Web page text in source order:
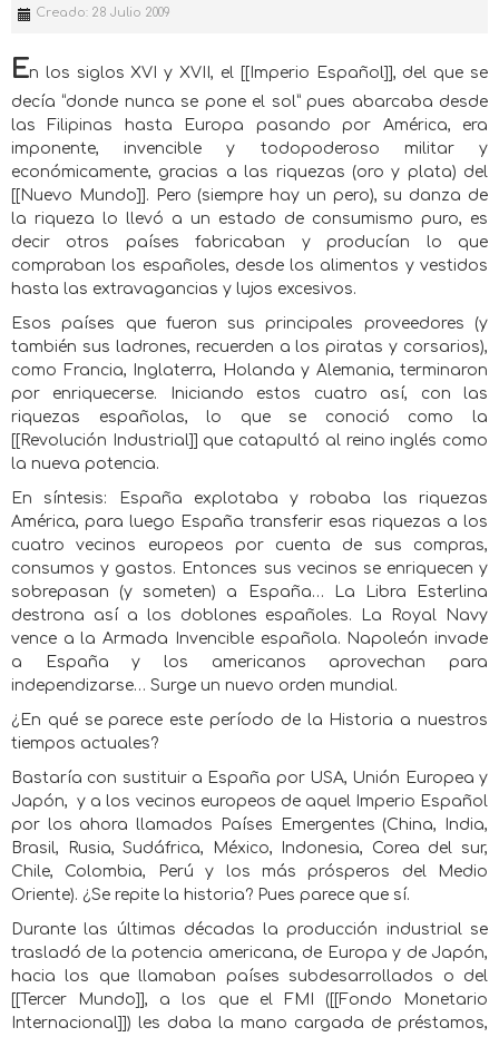
Creado: 28 Julio 2009
En los siglos XVI y XVII, el [[Imperio Español]], del que se
decía “donde nunca se pone el sol” pues abarcaba desde
las Filipinas hasta Europa pasando por América, era
imponente, invencible y todopoderoso militar y
económicamente, gracias a las riquezas (oro y plata) del
[[Nuevo Mundo]]. Pero (siempre hay un pero), su danza de
la riqueza lo llevó a un estado de consumismo puro, es
decir otros países fabricaban y producían lo que
compraban los españoles, desde los alimentos y vestidos
hasta las extravagancias y lujos excesivos.
Esos países que fueron sus principales proveedores (y
también sus ladrones, recuerden a los piratas y corsarios),
como Francia, Inglaterra, Holanda y Alemania, terminaron
por enriquecerse. Iniciando estos cuatro así, con las
riquezas españolas, lo que se conoció como la
[[Revolución Industrial]] que catapultó al reino inglés como
la nueva potencia.
En síntesis: España explotaba y robaba las riquezas
América, para luego España transferir esas riquezas a los
cuatro vecinos europeos por cuenta de sus compras,
consumos y gastos. Entonces sus vecinos se enriquecen y
sobrepasan (y someten) a España… La Libra Esterlina
destrona así a los doblones españoles. La Royal Navy
vence a la Armada Invencible española. Napoleón invade
a España y los americanos aprovechan para
independizarse… Surge un nuevo orden mundial.
¿En qué se parece este período de la Historia a nuestros
tiempos actuales?
Bastaría con sustituir a España por USA, Unión Europea y
Japón,
y a los vecinos europeos de aquel Imperio Español
por los ahora llamados Países Emergentes (China, India,
Brasil, Rusia, Sudáfrica, México, Indonesia, Corea del sur,
Chile, Colombia, Perú y los más prósperos del Medio
Oriente). ¿Se repite la historia? Pues parece que sí.
Durante las últimas décadas la producción industrial se
trasladó de la potencia americana, de Europa y de Japón,
hacia los que llamaban países subdesarrollados o del
[[Tercer Mundo]], a los que el FMI ([[Fondo Monetario
Internacional]]) les daba la mano cargada de préstamos,